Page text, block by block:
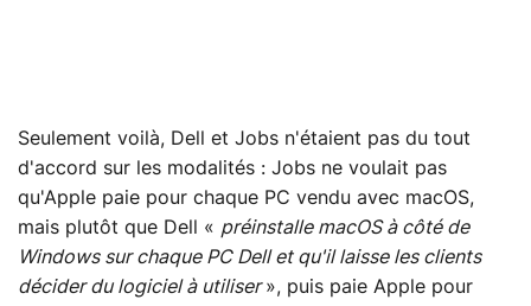
Seulement voilà, Dell et Jobs n'étaient pas du tout
d'accord sur les modalités : Jobs ne voulait pas
qu'Apple paie pour chaque PC vendu avec macOS,
mais plutôt que Dell « préinstalle macOS à côté de
Windows sur chaque PC Dell et qu'il laisse les clients
décider du logiciel à utiliser», puis paie Apple pour